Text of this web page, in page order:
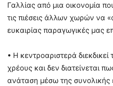
Γαλλίας από μια οικονομία
τις πιέσεις άλλων χωρών να
ευκαιρίας παραγωγικές μας
• Η κεντροαριστερά
χρέους και δεν διατείνεται
ανάταση μέσω της συνολικής